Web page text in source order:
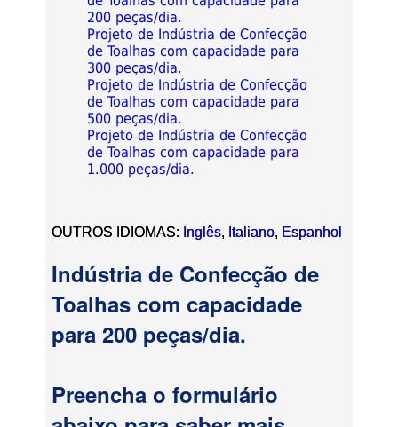
200 peças/dia.
Projeto de Indústria de Confecção
de Toalhas com capacidade para
300 peças/dia.
Projeto de Indústria de Confecção
de Toalhas com capacidade para
500 peças/dia.
Projeto de Indústria de Confecção
de Toalhas com capacidade para
1.000 peças/dia.
OUTROS IDIOMAS: Inglês, Italiano, Espanhol
Indústria de Confecção de
Toalhas com capacidade
para 200 peças/dia.
Preencha o formulário